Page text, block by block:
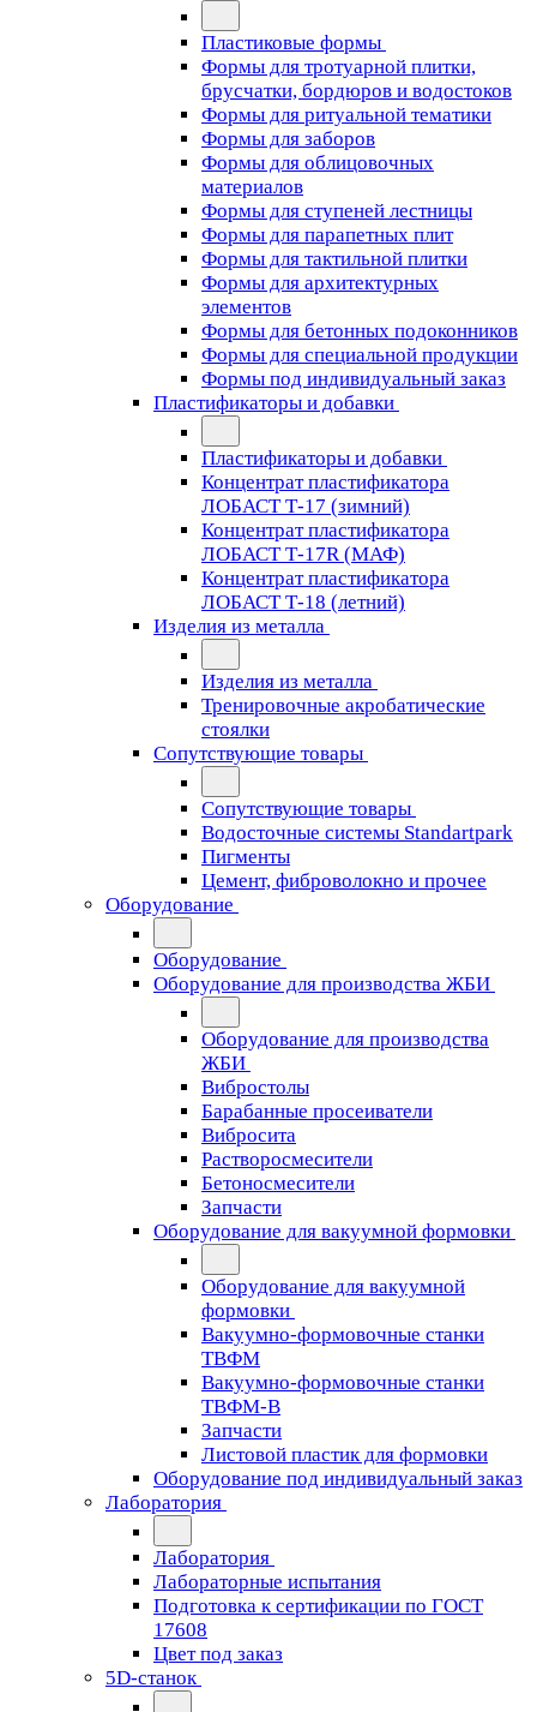
Пластиковые формы
Формы для тротуарной плитки,
брусчатки, бордюров и водостоков
Формы для ритуальной тематики
Формы для заборов
Формы для облицовочных
материалов
Формы для ступеней лестницы
Формы для парапетных плит
Формы для тактильной плитки
Формы для архитектурных
элементов
Формы для бетонных подоконников
Формы для специальной продукции
Формы под индивидуальный заказ
Пластификаторы и добавки
Пластификаторы и добавки
Концентрат пластификатора
ЛОБАСТ Т-17 (зимний)
Концентрат пластификатора
ЛОБАСТ Т-17R (МАФ)
Концентрат пластификатора
ЛОБАСТ Т-18 (летний)
Изделия из металла
Изделия из металла
Тренировочные акробатические
стоялки
Сопутствующие товары
Сопутствующие товары
Водосточные системы Standartpark
Пигменты
Цемент, фиброволокно и прочее
Оборудование
Оборудование
Оборудование для производства ЖБИ
Оборудование для производства
ЖБИ
Вибростолы
Барабанные просеиватели
Вибросита
Растворосмесители
Бетоносмесители
Запчасти
Оборудование для вакуумной формовки
Оборудование для вакуумной
формовки
Вакуумно-формовочные станки
ТВФМ
Вакуумно-формовочные станки
ТВФМ-В
Запчасти
Листовой пластик для формовки
Оборудование под индивидуальный заказ
Лаборатория
Лаборатория
Лабораторные испытания
Подготовка к сертификации по ГОСТ
17608
Цвет под заказ
5D-станок